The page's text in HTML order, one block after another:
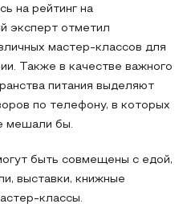
на рейтинг на
эксперт отметил
мастер-классов для
Также в качестве важного
питания выделяют
по телефону, в которых
мешали бы.
быть совмещены с едой,
выставки, книжные
классы.